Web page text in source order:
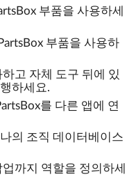
부품을 사용하세
부품을 사용하
고 자체 도구 뒤에 있
하세요.
를 다른 앱에 연
의 조직 데이터베이스
까지 역할을 정의하세